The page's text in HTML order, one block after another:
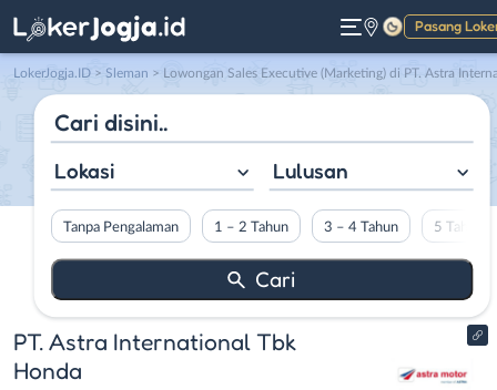
Pasang
Gelap
LokerJogja.ID > Sleman > Lowongan Sales Executive (Marketing) di PT. Astra International Tbk
Lokasi Lulusan
Tanpa Pengalaman 1 – 2 Tahun 3 – 4 Tahun 5 Tahun
PT. Astra International Tbk
Honda